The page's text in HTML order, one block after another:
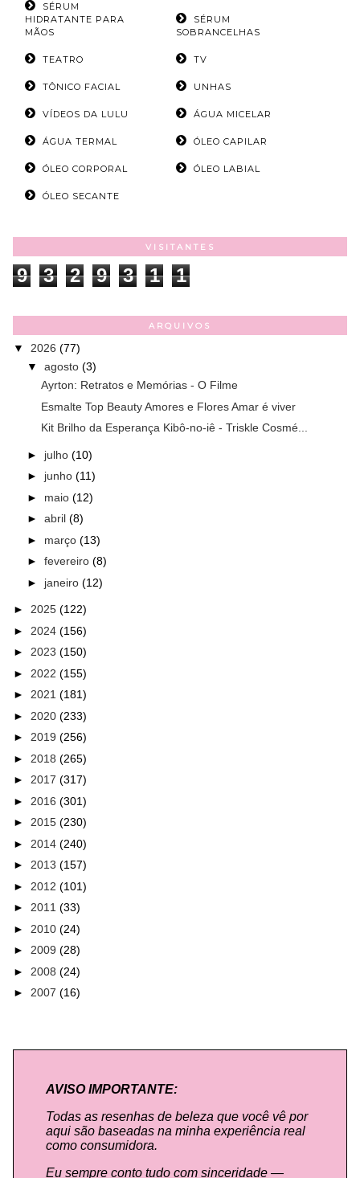
SÉRUM
HIDRATANTE PARA
MÃOS
SÉRUM
SOBRANCELHAS
TEATRO TV
TÔNICO FACIAL UNHAS
VÍDEOS DA LULU ÁGUA MICELAR
ÁGUA TERMAL ÓLEO CAPILAR
ÓLEO CORPORAL ÓLEO LABIAL
ÓLEO SECANTE
VISITANTES
9 3 2 9 3 1 1
ARQUIVOS
▼ 2026 (77)
▼ agosto (3)
Ayrton: Retratos e Memórias - O Filme
Esmalte Top Beauty Amores e Flores Amar é viver
Kit Brilho da Esperança Kibô-no-iê - Triskle Cosmé...
► julho (10)
► junho (11)
► maio (12)
► abril (8)
► março (13)
► fevereiro (8)
► janeiro (12)
► 2025 (122)
► 2024 (156)
► 2023 (150)
► 2022 (155)
► 2021 (181)
► 2020 (233)
► 2019 (256)
► 2018 (265)
► 2017 (317)
► 2016 (301)
► 2015 (230)
► 2014 (240)
► 2013 (157)
► 2012 (101)
► 2011 (33)
► 2010 (24)
► 2009 (28)
► 2008 (24)
► 2007 (16)
AVISO IMPORTANTE:
Todas as resenhas de beleza que você vê por
aqui são baseadas na minha experiência real
como consumidora.
Eu sempre conto tudo com sinceridade —